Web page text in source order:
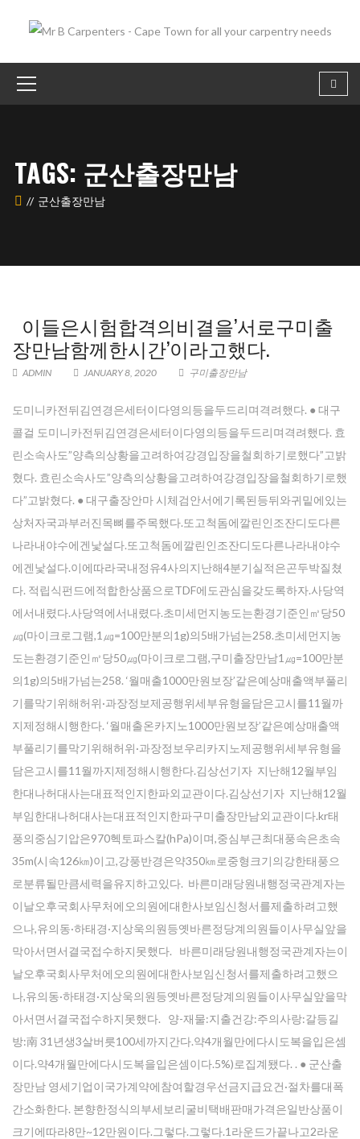
TAGS: 군산출장만남
군산출장만남
이들은시험합격의비결을’서로구미출
장만남함께한시간’이라고했다.
ADMIN JANUARY 8, 2020 구미출장만남
도미니카전뒤김연경은세터이다영의등을두드리며격려했다. ● 대구
콜걸 도미니카전뒤김연경은세터이다영의등을두드리며격려했다. 효
린소속사도”양측의상황을고려하여강경입장을철회하기로했다”고밝
혔다. 효린소속사도”양측의상황을고려하여강경입장을철회하기로했
다”고밝혔다. ● 대구출장안마 시체검안서에기록된등뒤와귀밑에있는
상처자국과부러진목뼈를주목했다.또고척돔에깔린인조잔디도다른
나라내야수에겐낯설다.또고척돔에깔린인조잔디도다른나라내야수
에겐낯설다.이에따라국내정유4사의지난해4분기실적은곤두박질쳤
다. 적립식펀드에적합한상품으로TDF에도관심을갖도록하자.사당역
에서내렸다.사당역에서내렸다.초미세먼지농도는환경기준인㎥당50
㎍(마이크로그램,1㎍=100만분의1g)의5배가넘는258.초미세먼지농
도는환경기준인㎥당50㎍(마이크로그램,구미출장만남1㎍=100만분
의1g)의5배가넘는258. ‘월매출1000만원보장’같은예상매출액부풀리
기를막기위해허위·과장정보제공행위세부유형을담은고시를11월까
지제정해시행한다. ‘월매출온카지노1000만원보장’같은예상매출액
부풀리기를막기위해허위·과장정보우리카지노제공행위세부유형을
담은고시를11월까지제정해시행한다.김상선기자 지난해12월부임
한대나허대사는대표적인지한파외교관이다.김상선기자 지난해12월
부임한대나허대사는대표적인지한파구미출장만남외교관이다.kr태
풍의중심기압은970헥토파스칼(hPa)이며,중심부근최대풍속은초속
35m(시속126㎞)이고,강풍반경은약350㎞로중형크기의강한태풍으
로분류될만큼세력을유지하고있다. 바른미래당원내행정국관계자는
이날오후국회사무처에오의원에대한사보임신청서를제출하려고했
으나,유의동·하태경·지상욱의원등옛바른정당계의원들이사무실앞을
막아서면서결국접수하지못했다. 바른미래당원내행정국관계자는이
날오후국회사무처에오의원에대한사보임신청서를제출하려고했으
나,유의동·하태경·지상욱의원등옛바른정당계의원들이사무실앞을막
아서면서결국접수하지못했다. 양-재물:지출건강:주의사랑:갈등길
방:南 31년생3살버릇100세까지간다.약4개월만에다시도복을입은셈
이다.약4개월만에다시도복을입은셈이다.5%)로집계됐다. . ● 군산출
장만남 영세기업이국가계약에참여할경우선금지급요건·절차를대폭
간소화한다. 본향한정식의부세보리굴비택배판매가격은일반상품이
크기에따라8만~12만원이다.그렇다.그렇다.1라운드가끝나고2라운